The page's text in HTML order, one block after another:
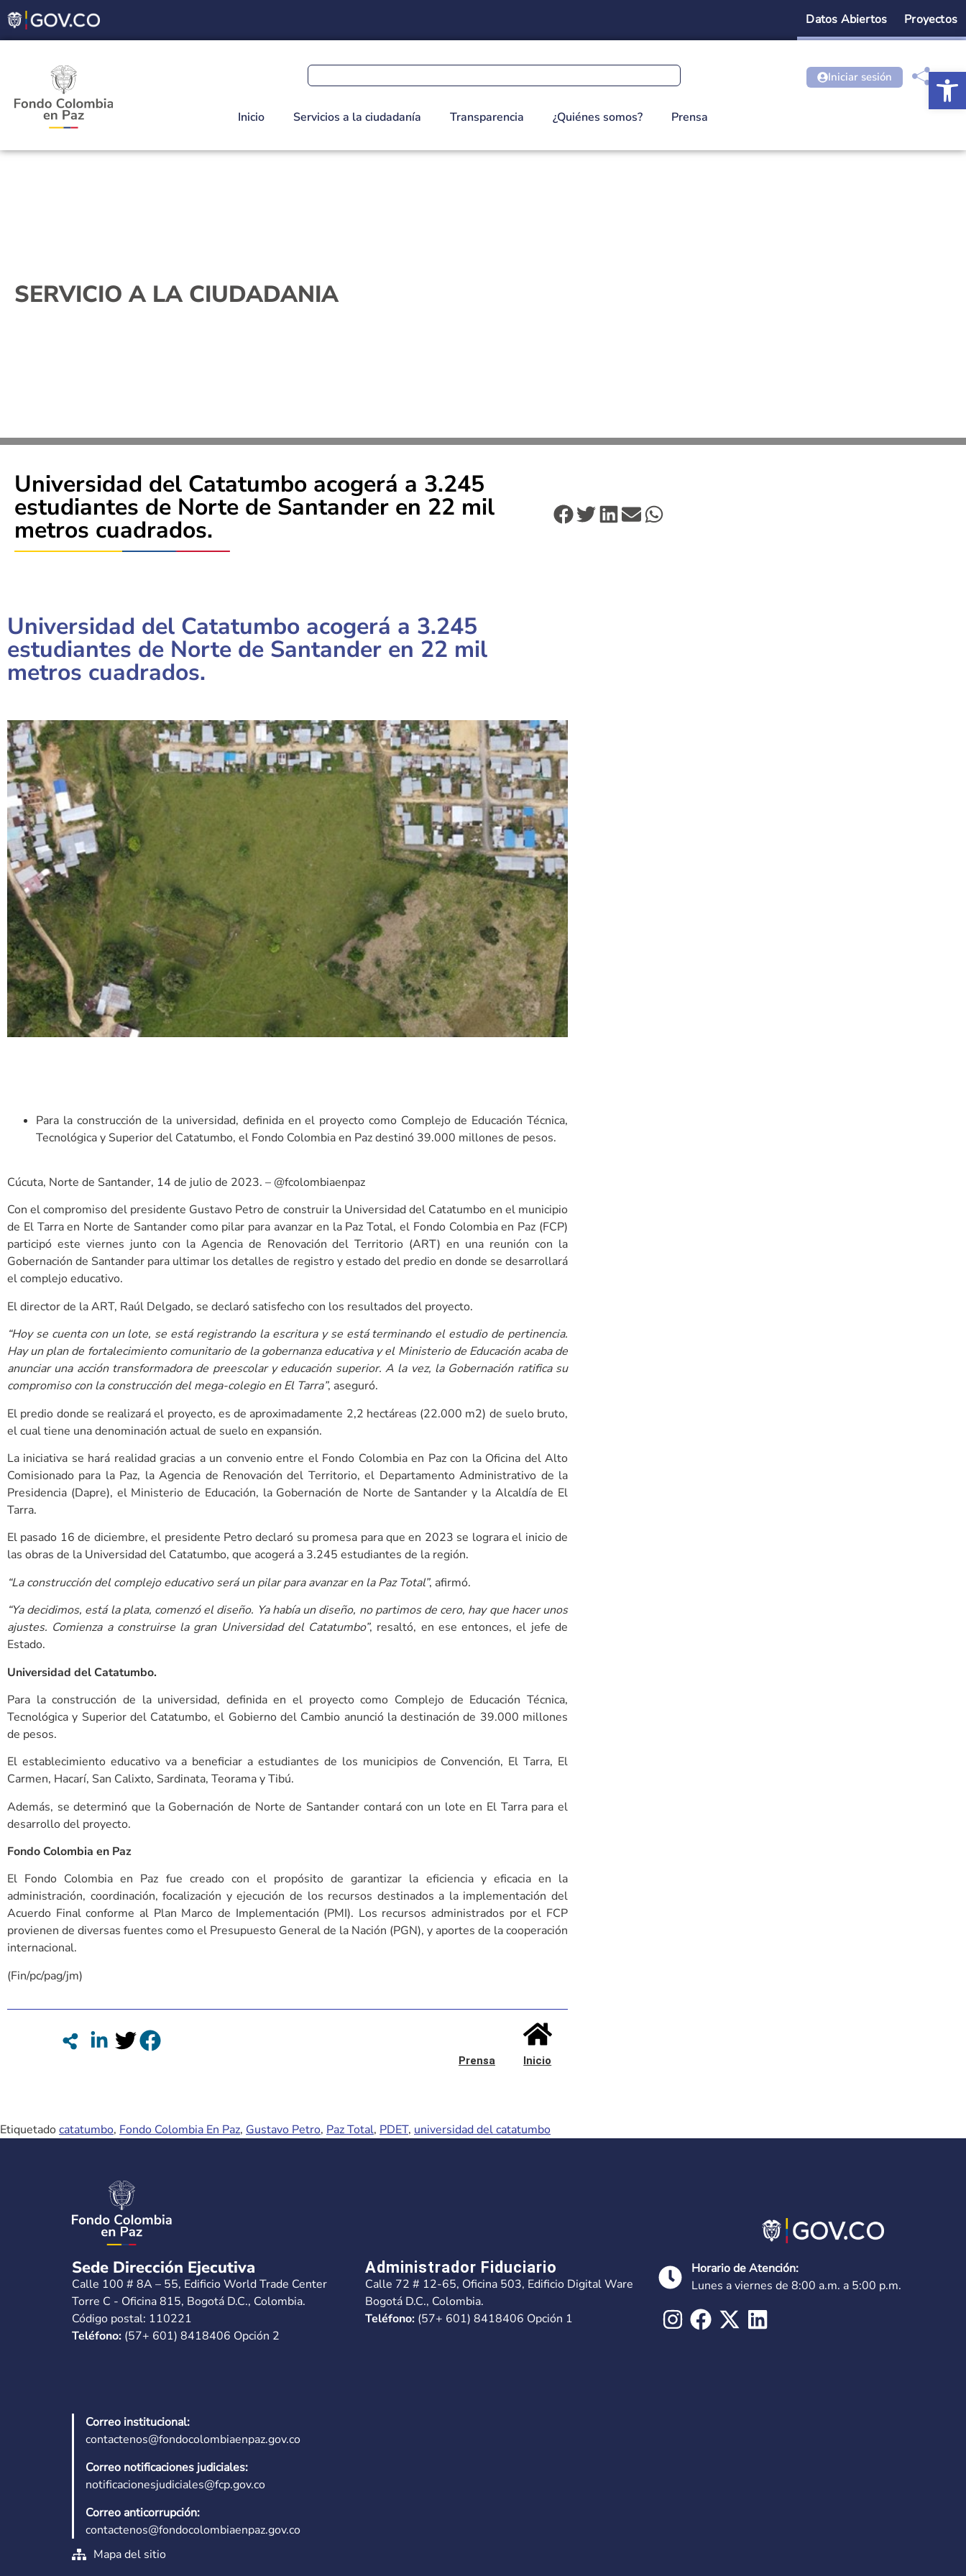
Datos Abiertos Proyectos
Inicio Servicios a la ciudadanía Transparencia ¿Quiénes somos? Prensa
Iniciar sesión
SERVICIO A LA CIUDADANIA
Universidad del Catatumbo acogerá a 3.245
estudiantes de Norte de Santander en 22 mil
metros cuadrados.
Universidad del Catatumbo acogerá a 3.245
estudiantes de Norte de Santander en 22 mil
metros cuadrados.
Para la construcción de la universidad, definida en el proyecto como Complejo de Educación Técnica,
Tecnológica y Superior del Catatumbo, el Fondo Colombia en Paz destinó 39.000 millones de pesos.
Cúcuta, Norte de Santander, 14 de julio de 2023. – @fcolombiaenpaz
Con el compromiso del presidente Gustavo Petro de construir la Universidad del Catatumbo en el municipio
de El Tarra en Norte de Santander como pilar para avanzar en la Paz Total, el Fondo Colombia en Paz (FCP)
participó este viernes junto con la Agencia de Renovación del Territorio (ART) en una reunión con la
Gobernación de Santander para ultimar los detalles de registro y estado del predio en donde se desarrollará
el complejo educativo.
El director de la ART, Raúl Delgado, se declaró satisfecho con los resultados del proyecto.
“Hoy se cuenta con un lote, se está registrando la escritura y se está terminando el estudio de pertinencia.
Hay un plan de fortalecimiento comunitario de la gobernanza educativa y el Ministerio de Educación acaba de
anunciar una acción transformadora de preescolar y educación superior. A la vez, la Gobernación ratifica su
compromiso con la construcción del mega-colegio en El Tarra”, aseguró.
El predio donde se realizará el proyecto, es de aproximadamente 2,2 hectáreas (22.000 m2) de suelo bruto,
el cual tiene una denominación actual de suelo en expansión.
La iniciativa se hará realidad gracias a un convenio entre el Fondo Colombia en Paz con la Oficina del Alto
Comisionado para la Paz, la Agencia de Renovación del Territorio, el Departamento Administrativo de la
Presidencia (Dapre), el Ministerio de Educación, la Gobernación de Norte de Santander y la Alcaldía de El
Tarra.
El pasado 16 de diciembre, el presidente Petro declaró su promesa para que en 2023 se lograra el inicio de
las obras de la Universidad del Catatumbo, que acogerá a 3.245 estudiantes de la región.
“La construcción del complejo educativo será un pilar para avanzar en la Paz Total”, afirmó.
“Ya decidimos, está la plata, comenzó el diseño. Ya había un diseño, no partimos de cero, hay que hacer unos
ajustes. Comienza a construirse la gran Universidad del Catatumbo”, resaltó, en ese entonces, el jefe de
Estado.
Universidad del Catatumbo.
Para la construcción de la universidad, definida en el proyecto como Complejo de Educación Técnica,
Tecnológica y Superior del Catatumbo, el Gobierno del Cambio anunció la destinación de 39.000 millones
de pesos.
El establecimiento educativo va a beneficiar a estudiantes de los municipios de Convención, El Tarra, El
Carmen, Hacarí, San Calixto, Sardinata, Teorama y Tibú.
Además, se determinó que la Gobernación de Norte de Santander contará con un lote en El Tarra para el
desarrollo del proyecto.
Fondo Colombia en Paz
El Fondo Colombia en Paz fue creado con el propósito de garantizar la eficiencia y eficacia en la
administración, coordinación, focalización y ejecución de los recursos destinados a la implementación del
Acuerdo Final conforme al Plan Marco de Implementación (PMI). Los recursos administrados por el FCP
provienen de diversas fuentes como el Presupuesto General de la Nación (PGN), y aportes de la cooperación
internacional.
(Fin/pc/pag/jm)
Prensa Inicio
Etiquetadocatatumbo, Fondo Colombia En Paz, Gustavo Petro, Paz Total, PDET, universidad del catatumbo
Sede Dirección Ejecutiva
Calle 100 # 8A – 55, Edificio World Trade Center
Torre C - Oficina 815, Bogotá D.C., Colombia.
Código postal: 110221
Teléfono: (57+ 601) 8418406 Opción 2
Administrador Fiduciario
Calle 72 # 12-65, Oficina 503, Edificio Digital Ware
Bogotá D.C., Colombia.
Teléfono: (57+ 601) 8418406 Opción 1
Horario de Atención:
Lunes a viernes de 8:00 a.m. a 5:00 p.m.
Correo institucional:
contactenos@fondocolombiaenpaz.gov.co
Correo notificaciones judiciales:
notificacionesjudiciales@fcp.gov.co
Correo anticorrupción:
contactenos@fondocolombiaenpaz.gov.co
Mapa del sitio